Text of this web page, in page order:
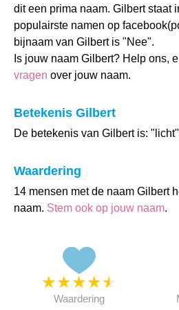
dit een prima naam. Gilbert staat
populairste namen op
bijnaam van Gilbert is "Nee".
Is jouw naam Gilbert? Help ons,
vragen over jouw naam.
Betekenis Gilbert
De betekenis van Gilbert is:
Waardering
14 mensen met de naam Gilbert
naam. Stem ook op jouw naam.
★★★★★
Waardering